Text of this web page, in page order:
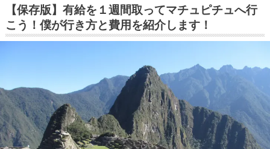
【保存版】有給を１週間取ってマチュピチュへ行
こう！僕が行き方と費用を紹介します！